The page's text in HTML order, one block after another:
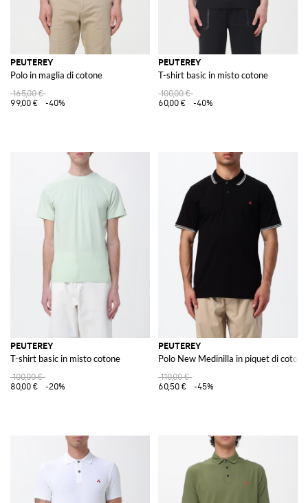
PEUTEREY
Polo in maglia di cotone
165,00 €
99,00 €
-40%
PEUTEREY
T-shirt basic in misto cotone
100,00 €
60,00 €
-40%
PEUTEREY
T-shirt basic in misto cotone
100,00 €
80,00 €
-20%
PEUTEREY
Polo New Medinilla in piquet di cotone
110,00 €
60,50 €
-45%